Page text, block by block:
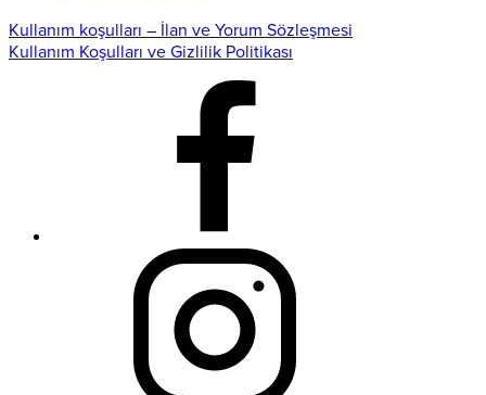
Kullanım koşulları – İlan ve Yorum Sözleşmesi
Kullanım Koşulları ve Gizlilik Politikası